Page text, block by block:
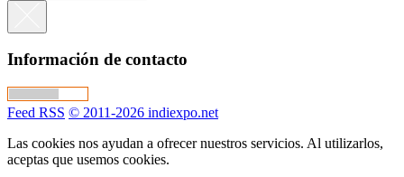
Información de contacto
Feed RSS © 2011-2026 indiexpo.net
Las cookies nos ayudan a ofrecer nuestros servicios. Al utilizarlos,
aceptas que usemos cookies.